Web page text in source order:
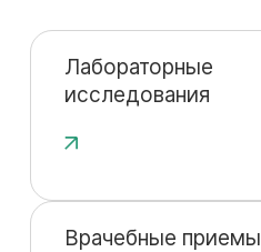
Лабораторные
исследования
Врачебные приемы